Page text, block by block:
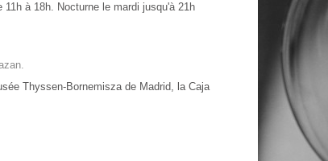
à 18h. Nocturne le mardi jusqu'à 21h
Thyssen-Bornemisza de Madrid, la Caja